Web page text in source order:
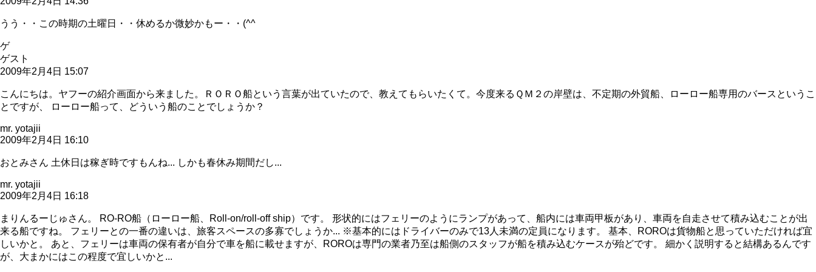
うう・・この時期の土曜日・・休めるか微妙かもー・・(^^ゞ
ゲ
ゲスト
2009年2月4日 15:07
こんにちは。ヤフーの紹介画面から来ました。ＲＯＲＯ船という言葉が出ていたので、教えてもらいたくて。今度来るＱＭ２の岸壁は、不定期の外貿船、ローロー船専用のバースというこ
とですが、 ローロー船って、どういう船のことでしょうか？
mr. yotajii
2009年2月4日 16:10
おとみさん 土休日は稼ぎ時ですもんね... しかも春休み期間だし...
mr. yotajii
2009年2月4日 16:18
まりんるーじゅさん。 RO-RO船（ローロー船、Roll-on/roll-off ship）です。 形状的にはフェリーのようにランプがあって、船内には車両甲板があり、車両を自走させて積み込むことが出
来る船ですね。 フェリーとの一番の違いは、旅客スペースの多寡でしょうか... ※基本的にはドライバーのみで13人未満の定員になります。 基本、ROROは貨物船と思っていただければ宜
しいかと。 あと、フェリーは車両の保有者が自分で車を船に載せますが、ROROは専門の業者乃至は船側のスタッフが船を積み込むケースが殆どです。 細かく説明すると結構あるんです
が、大まかにはこの程度で宜しいかと...